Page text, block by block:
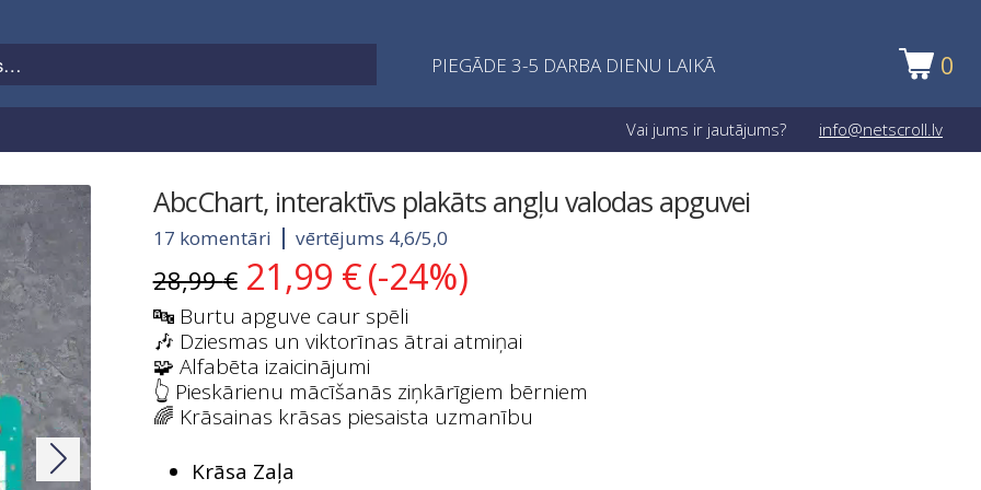
PIEGĀDE 3-5 DARBA DIENU LAIKĀ 0
Vai jums ir jautājums? info@netscroll.lv
AbcChart, interaktīvs plakāts angļu valodas apguvei
17 komentāri vērtējums 4,6/5,0
28,99€ Original
price
was:
28,99 €.
21,99 €Current
price
is:
21,99 €.
(-24%)
🔤 Burtu apguve caur spēli
🎶 Dziesmas un viktorīnas ātrai atmiņai
🧩 Alfabēta izaicinājumi
👆 Pieskārienu mācīšanās ziņkārīgiem bērniem
🌈 Krāsainas krāsas piesaista uzmanību
Krāsa Zaļa